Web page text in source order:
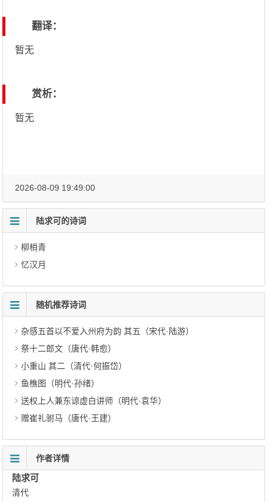
翻译：
暂无
赏析：
暂无
2026-08-09 19:49:00
陆求可的诗词
柳梢青
忆汉月
随机推荐诗词
杂感五首以不爱入州府为韵 其五（宋代·陆游）
祭十二郎文（唐代·韩愈）
小重山 其二（清代·何振岱）
鱼樵图（明代·孙绪）
送权上人兼东谅虚白讲师（明代·袁华）
赠崔礼驸马（唐代·王建）
作者详情
陆求可
清代